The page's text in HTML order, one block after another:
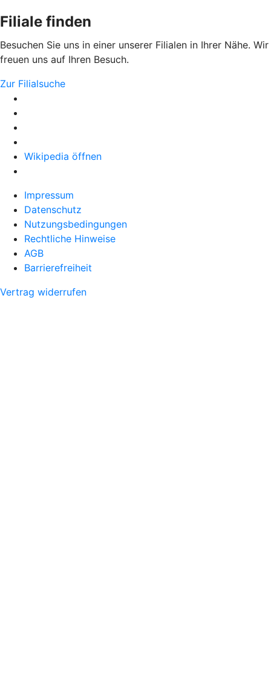
Filiale finden
Besuchen Sie uns in einer unserer Filialen in Ihrer Nähe. Wir
freuen uns auf Ihren Besuch.
Zur Filialsuche
Wikipedia öffnen
Impressum
Datenschutz
Nutzungsbedingungen
Rechtliche Hinweise
AGB
Barrierefreiheit
Vertrag widerrufen